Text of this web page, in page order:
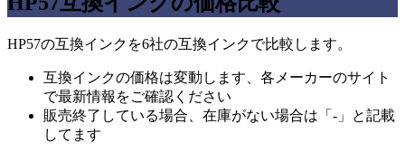
HP57の互換インクを6社の互換インクで比較します。
互換インクの価格は変動します、各メーカーのサイト
で最新情報をご確認ください
販売終了している場合、在庫がない場合は「-」と記載
してます